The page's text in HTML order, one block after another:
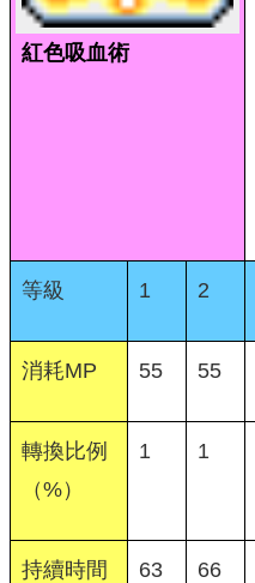
紅色吸血術
等級 1 2
消耗MP 55 55
轉換比例
（%）
1 1
持續時間
63 66